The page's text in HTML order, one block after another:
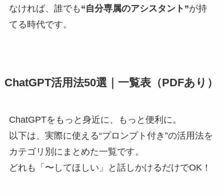
なければ、誰でも “自分専属のアシスタント”が持
てる時代です。
ChatGPT活用法50選｜一覧表（PDFあり）
ChatGPTをもっと身近に、もっと便利に。
以下は、実際に使える“プロンプト付き”の活用法を
カテゴリ別にまとめた一覧です。
どれも「〜してほしい」と話しかけるだけでOK！